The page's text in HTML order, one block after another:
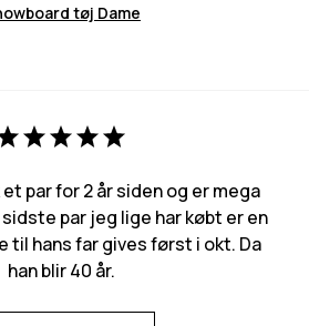
tøj Dame
par for 2 år siden og er mega
par jeg lige har købt er en
til hans far gives først i okt. Da
han blir 40 år.